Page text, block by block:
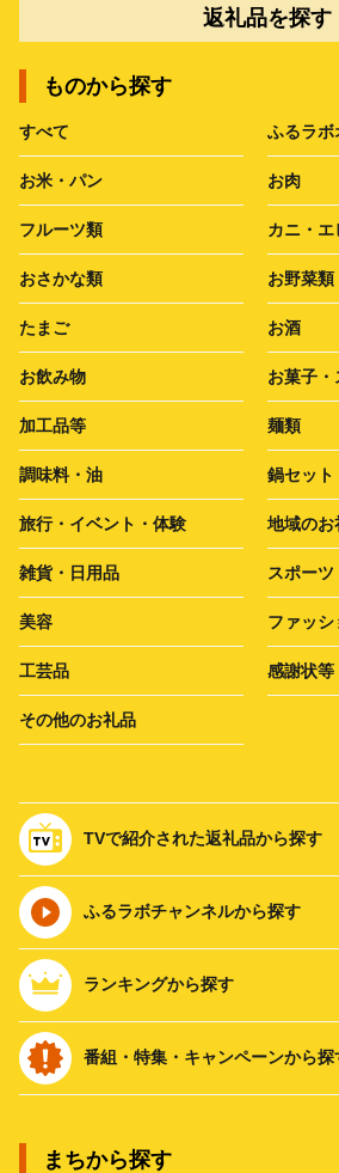
返礼品を探す
ものから探す
すべて ふるラボ
お米・パン お肉
フルーツ類 カニ・エ
おさかな類 お野菜類
たまご お酒
お飲み物 お菓子・
加工品等 麺類
調味料・油 鍋セット
旅行・イベント・体験 地域のお
雑貨・日用品 スポー
美容 ファッシ
工芸品 感謝状等
その他のお礼品
TVで紹介された返礼品から探す
ふるラボチャンネルから探す
ランキングから探す
番組・特集・キャンペーンから探
まちから探す